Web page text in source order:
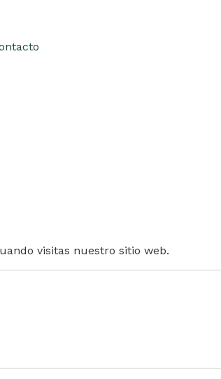
visitas nuestro sitio web.